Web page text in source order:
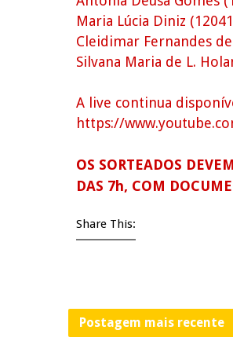
Maria Lúcia Diniz
Cleidimar Fernandes
Silvana Maria de L.
A live continua
https://
OS SORTEADOS
DAS 7h, COM
Share This:
Postagem mais recente